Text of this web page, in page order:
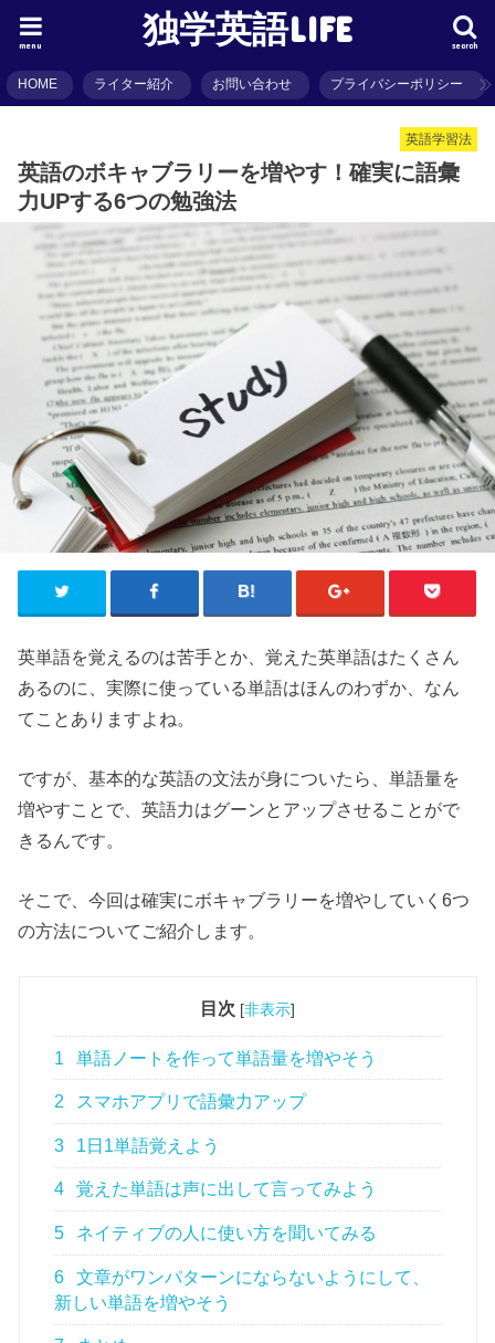
独学英語LIFE search
menu
HOME ライター紹介 お問い合わせ プライバシーポリシー
英語学習法
英語のボキャブラリーを増やす！確実に語彙
力UPする6つの勉強法
英単語を覚えるのは苦手とか、覚えた英単語はたくさん
あるのに、実際に使っている単語はほんのわずか、なん
てことありますよね。
ですが、基本的な英語の文法が身についたら、単語量を
増やすことで、英語力はグーンとアップさせることがで
きるんです。
そこで、今回は確実にボキャブラリーを増やしていく6つ
の方法についてご紹介します。
目次 [非表示]
1 単語ノートを作って単語量を増やそう
2 スマホアプリで語彙力アップ
3 1日1単語覚えよう
4 覚えた単語は声に出して言ってみよう
5 ネイティブの人に使い方を聞いてみる
6
文章がワンパターンにならないようにして、
新しい単語を増やそう